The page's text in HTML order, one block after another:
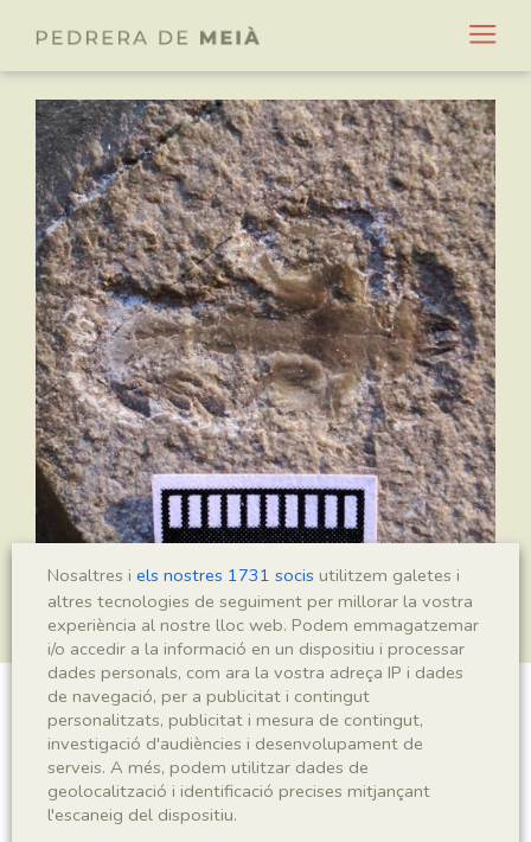
Mesopalingea leridae
Sigla
Nosaltres i els nostres 1731 socis utilitzem galetes i
altres tecnologies de seguiment per millorar la vostra
experiència al nostre lloc web. Podem emmagatzemar
i/o accedir a la informació en un dispositiu i processar
dades personals, com ara la vostra adreça IP i dades
de navegació, per a publicitat i contingut
personalitzats, publicitat i mesura de contingut,
investigació d'audiències i desenvolupament de
serveis. A més, podem utilitzar dades de
geolocalització i identificació precises mitjançant
l'escaneig del dispositiu.